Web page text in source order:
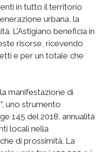
in tutto il territorio
urbana, la
L'Astigiano beneficia in
risorse, ricevendo
e per un totale che
manifestazione di
uno strumento
145 del 2018, annualità
locali nella
di prossimità. La